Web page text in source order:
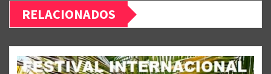
RELACIONADOS